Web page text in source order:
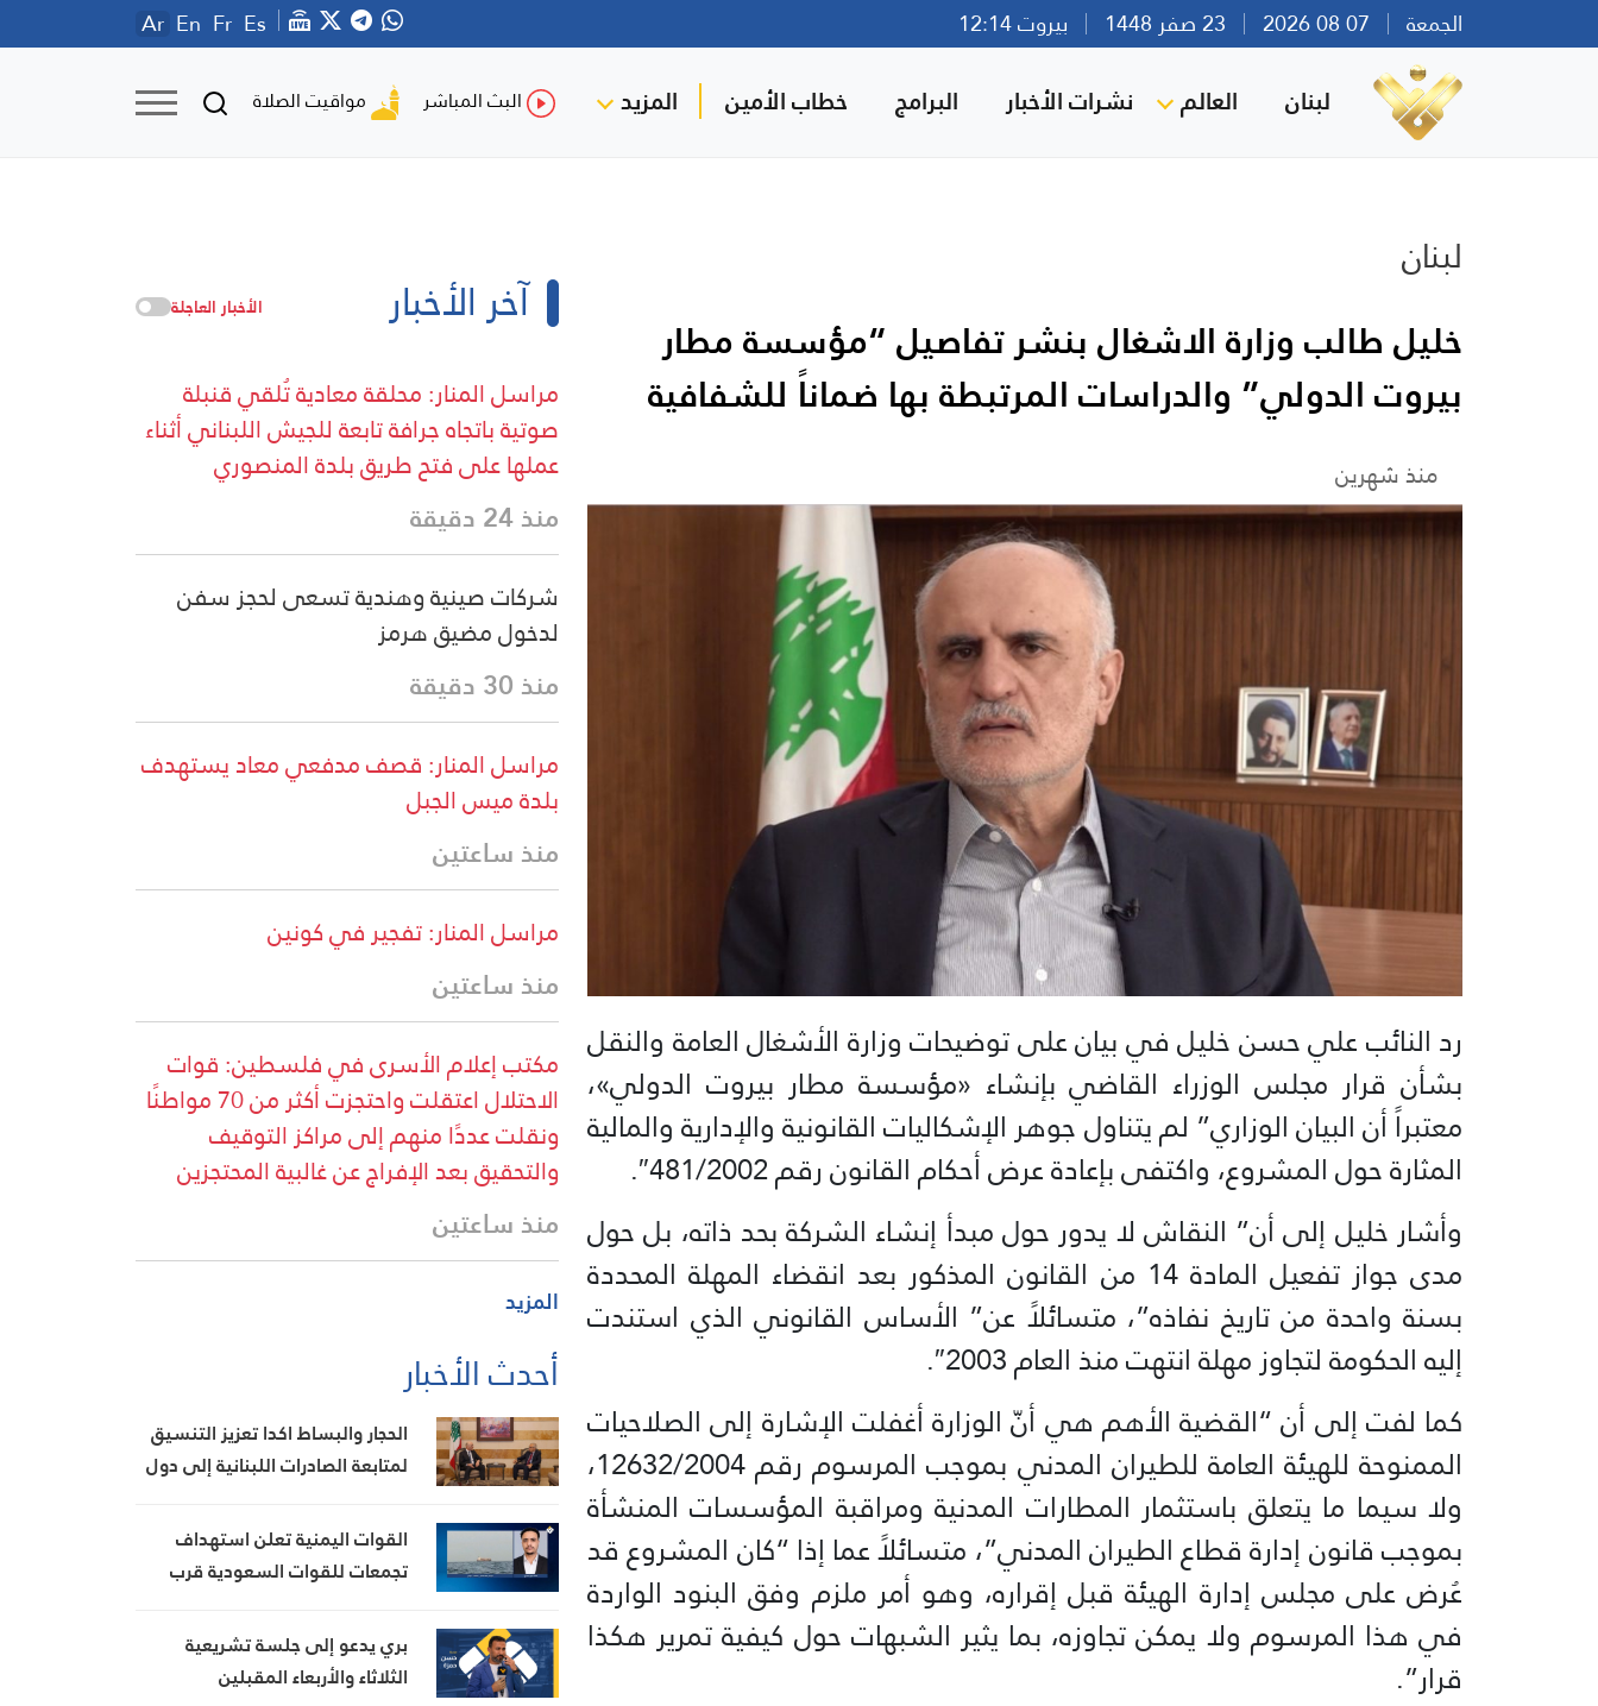
الجمعة بيروت 12:14 Ar En Fr Es
لبنان العالم نشرات الأخبار البرامج خطاب الأمين المزيد البث المباشر مواقيت الصلاة
لبنان
خليل طالب وزارة الاشغال بنشر تفاصيل “مؤسسة مطار
بيروت الدولي” والدراسات المرتبطة بها ضماناً للشفافية
منذ شهرين
رد النائب علي حسن خليل في بيان على توضيحات وزارة الأشغال العامة والنقل
بشأن قرار مجلس الوزراء القاضي بإنشاء «مؤسسة مطار بيروت الدولي»،
معتبراً أن البيان الوزاري” لم يتناول جوهر الإشكاليات القانونية والإدارية والمالية
المثارة حول المشروع، واكتفى بإعادة عرض أحكام القانون رقم 481/2002″.
وأشار خليل إلى أن” النقاش لا يدور حول مبدأ إنشاء الشركة بحد ذاته، بل حول
مدى جواز تفعيل المادة 14 من القانون المذكور بعد انقضاء المهلة المحددة
بسنة واحدة من تاريخ نفاذه”، متسائلاً عن” الأساس القانوني الذي استندت
إليه الحكومة لتجاوز مهلة انتهت منذ العام 2003″.
كما لفت إلى أن “القضية الأهم هي أنّ الوزارة أغفلت الإشارة إلى الصلاحيات
الممنوحة للهيئة العامة للطيران المدني بموجب المرسوم رقم 12632/2004،
ولا سيما ما يتعلق باستثمار المطارات المدنية ومراقبة المؤسسات المنشأة
بموجب قانون إدارة قطاع الطيران المدني”، متسائلاً عما إذا “كان المشروع قد
عُرض على مجلس إدارة الهيئة قبل إقراره، وهو أمر ملزم وفق البنود الواردة
في هذا المرسوم ولا يمكن تجاوزه، بما يثير الشبهات حول كيفية تمرير هكذا
قرار”.
آخر الأخبار الأخبار العاجلة
مراسل المنار: محلقة معادية تُلقي قنبلة
صوتية باتجاه جرافة تابعة للجيش اللبناني أثناء
عملها على فتح طريق بلدة المنصوري
منذ 24 دقيقة
شركات صينية وهندية تسعى لحجز سفن
لدخول مضيق هرمز
منذ 30 دقيقة
مراسل المنار: قصف مدفعي معاد يستهدف
بلدة ميس الجبل
منذ ساعتين
مراسل المنار: تفجير في كونين
منذ ساعتين
مكتب إعلام الأسرى في فلسطين: قوات
الاحتلال اعتقلت واحتجزت أكثر من 70 مواطنًا
ونقلت عددًا منهم إلى مراكز التوقيف
والتحقيق بعد الإفراج عن غالبية المحتجزين
منذ ساعتين
المزيد
أحدث الأخبار
الحجار والبساط اكدا تعزيز التنسيق
لمتابعة الصادرات اللبنانية إلى دول
القوات اليمنية تعلن استهداف
تجمعات للقوات السعودية قرب
بري يدعو إلى جلسة تشريعية
الثلاثاء والأربعاء المقبلين